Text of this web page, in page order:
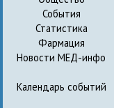
События
Статистика
Фармация
Новости МЕД-инфо
Календарь событий